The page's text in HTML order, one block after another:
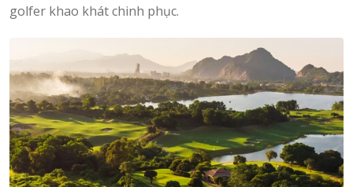
golfer khao khát chinh phục.